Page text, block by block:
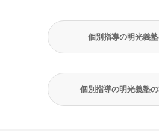
個別指導の明光義
個別指導の明光義塾